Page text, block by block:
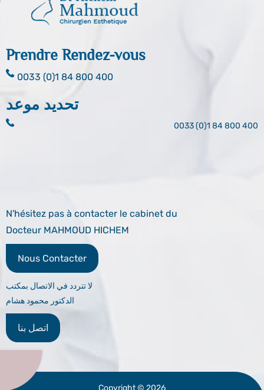
Prendre Rendez-vous
0033 (0)1 84 800 400
تحديد موعد
0033 (0)1 84 800 400
N'hésitez pas à contacter le cabinet du
Docteur MAHMOUD HICHEM
Nous Contacter
لا تتردد في الاتصال بمكتب
الدكتور محمود هشام
اتصل بنا
Copyright © 2026